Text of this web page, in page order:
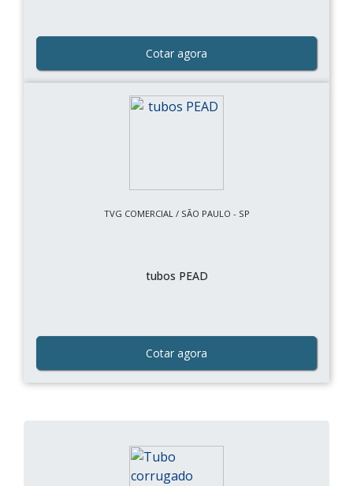
Cotar agora
TVG COMERCIAL / SÃO PAULO - SP
tubos PEAD
Cotar agora